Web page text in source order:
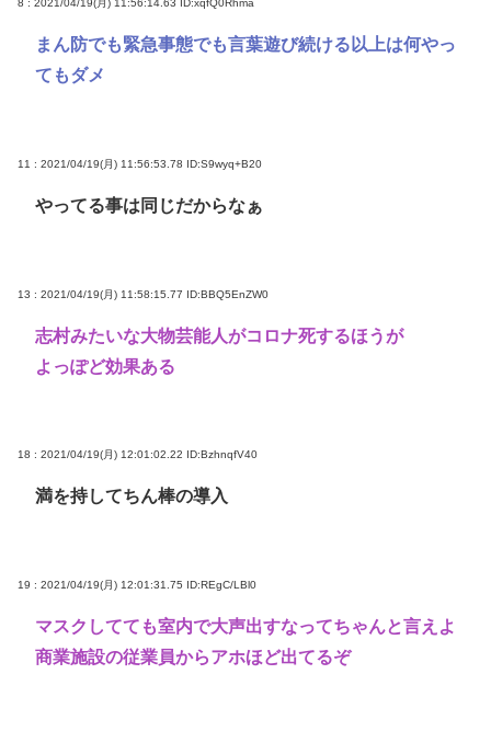
8 : 2021/04/19(月) 11:56:14.63 ID:xqfQ0Rhma
まん防でも緊急事態でも言葉遊び続ける以上は何やっ
てもダメ
11 : 2021/04/19(月) 11:56:53.78 ID:S9wyq+B20
やってる事は同じだからなぁ
13 : 2021/04/19(月) 11:58:15.77 ID:BBQ5EnZW0
志村みたいな大物芸能人がコロナ死するほうが
よっぽど効果ある
18 : 2021/04/19(月) 12:01:02.22 ID:BzhnqfV40
満を持してちん棒の導入
19 : 2021/04/19(月) 12:01:31.75 ID:REgC/LBl0
マスクしてても室内で大声出すなってちゃんと言えよ
商業施設の従業員からアホほど出てるぞ